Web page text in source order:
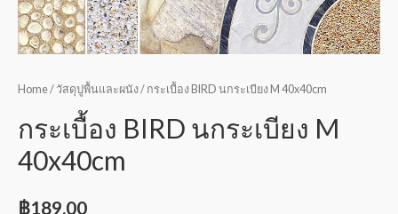
Home/ วัสดุปูพื้นและผนัง/ กระเบื้อง BIRD นกระเบียง M 40x40cm
กระเบื้อง BIRD นกระเบียง M
40x40cm
฿189.00